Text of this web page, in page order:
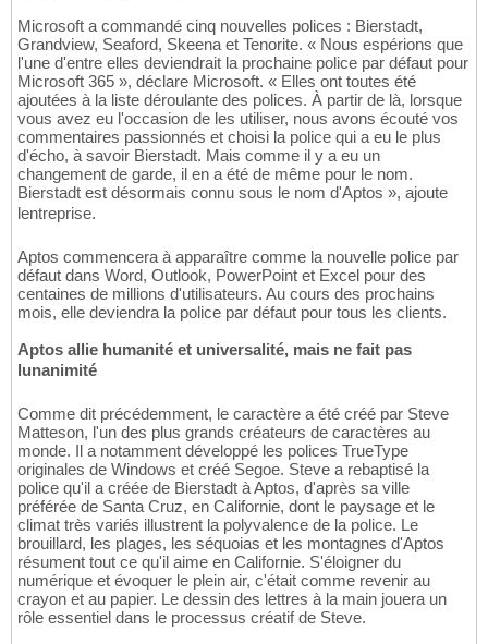
Microsoft a commandé cinq nouvelles polices : Bierstadt,
Grandview, Seaford, Skeena et Tenorite. « Nous espérions que
l'une d'entre elles deviendrait la prochaine police par défaut pour
Microsoft 365 », déclare Microsoft. « Elles ont toutes été
ajoutées à la liste déroulante des polices. À partir de là, lorsque
vous avez eu l'occasion de les utiliser, nous avons écouté vos
commentaires passionnés et choisi la police qui a eu le plus
d'écho, à savoir Bierstadt. Mais comme il y a eu un
changement de garde, il en a été de même pour le nom.
Bierstadt est désormais connu sous le nom d'Aptos », ajoute
lentreprise.
Aptos commencera à apparaître comme la nouvelle police par
défaut dans Word, Outlook, PowerPoint et Excel pour des
centaines de millions d'utilisateurs. Au cours des prochains
mois, elle deviendra la police par défaut pour tous les clients.
Aptos allie humanité et universalité, mais ne fait pas
lunanimité
Comme dit précédemment, le caractère a été créé par Steve
Matteson, l'un des plus grands créateurs de caractères au
monde. Il a notamment développé les polices TrueType
originales de Windows et créé Segoe. Steve a rebaptisé la
police qu'il a créée de Bierstadt à Aptos, d'après sa ville
préférée de Santa Cruz, en Californie, dont le paysage et le
climat très variés illustrent la polyvalence de la police. Le
brouillard, les plages, les séquoias et les montagnes d'Aptos
résument tout ce qu'il aime en Californie. S'éloigner du
numérique et évoquer le plein air, c'était comme revenir au
crayon et au papier. Le dessin des lettres à la main jouera un
rôle essentiel dans le processus créatif de Steve.